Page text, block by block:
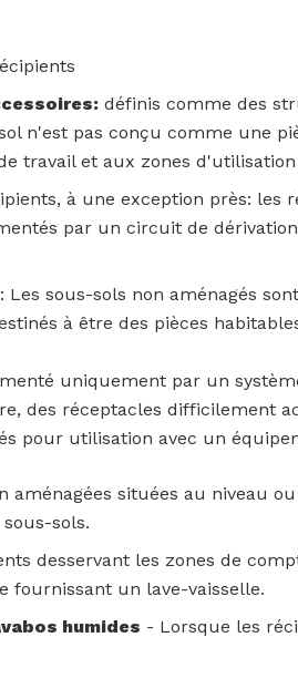
définis comme des
n'est pas conçu comme une
travail et aux zones
à une exception près: les
par un circuit de
Les sous-sols non aménagés
à être des pièces
uniquement par un
des réceptacles difficilement
pour utilisation avec un
aménagées situées au niveau
sols.
desservant les zones de
fournissant un lave-vaisselle.
humides - Lorsque les